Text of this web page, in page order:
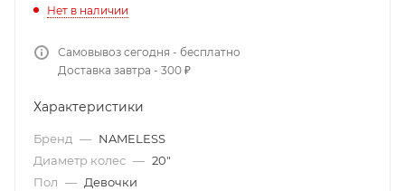
Нет в наличии
Самовывоз сегодня - бесплатно
Доставка завтра - 300 ₽
Характеристики
Бренд — NAMELESS
Диаметр колес — 20"
Пол — Девочки